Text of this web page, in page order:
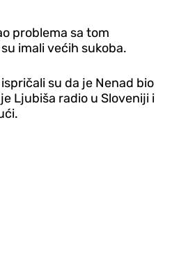
problema sa tom
imali većih sukoba.
su da je Nenad bio
Ljubiša radio u Sloveniji i